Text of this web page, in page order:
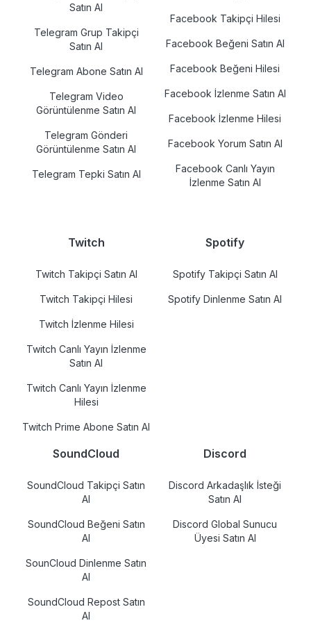
Satın Al
Telegram Grup Takipçi
Satın Al
Telegram Abone Satın Al
Telegram Video
Görüntülenme Satın Al
Telegram Gönderi
Görüntülenme Satın Al
Telegram Tepki Satın Al
Facebook Takipçi Hilesi
Facebook Beğeni Satın Al
Facebook Beğeni Hilesi
Facebook İzlenme Satın Al
Facebook İzlenme Hilesi
Facebook Yorum Satın Al
Facebook Canlı Yayın
İzlenme Satın Al
Twitch
Twitch Takipçi Satın Al
Twitch Takipçi Hilesi
Twitch İzlenme Hilesi
Twitch Canlı Yayın İzlenme
Satın Al
Twitch Canlı Yayın İzlenme
Hilesi
Twitch Prime Abone Satın Al
Spotify
Spotify Takipçi Satın Al
Spotify Dinlenme Satın Al
SoundCloud
SoundCloud Takipçi Satın
Al
SoundCloud Beğeni Satın
Al
SounCloud Dinlenme Satın
Al
SoundCloud Repost Satın
Al
Discord
Discord Arkadaşlık İsteği
Satın Al
Discord Global Sunucu
Üyesi Satın Al